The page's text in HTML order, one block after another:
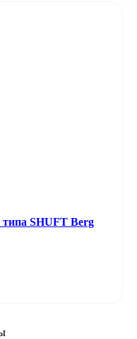
типа SHUFT Berg